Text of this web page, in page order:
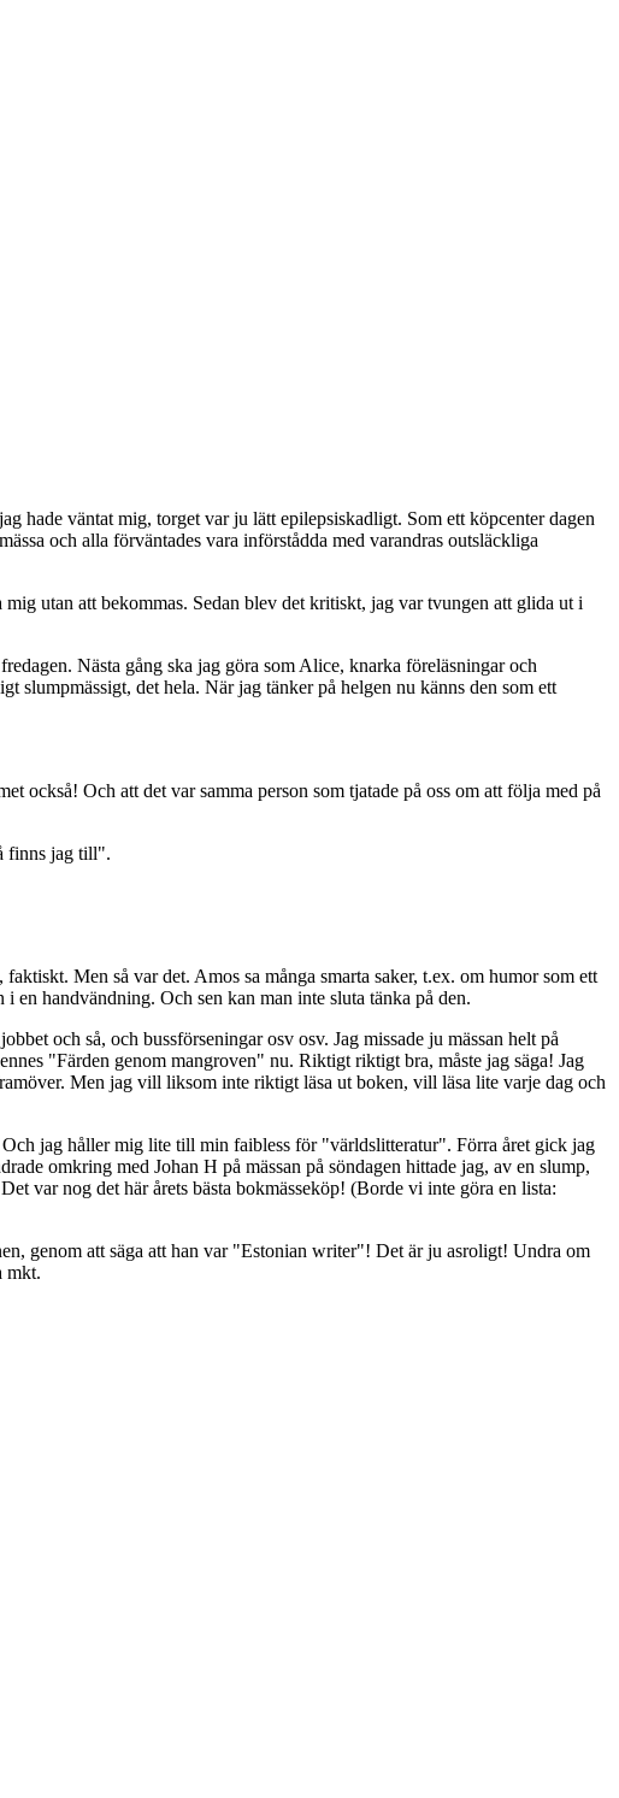
hade väntat mig, torget var ju lätt epilepsiskadligt. Som ett köpcenter dagen
och alla förväntades vara införstådda med varandras outsläckliga
utan att bekommas. Sedan blev det kritiskt, jag var tvungen att glida ut i
Nästa gång ska jag göra som Alice, knarka föreläsningar och
slumpmässigt, det hela. När jag tänker på helgen nu känns den som ett
också! Och att det var samma person som tjatade på oss om att följa med på
finns jag till".
Men så var det. Amos sa många smarta saker, t.ex. om humor som ett
handvändning. Och sen kan man inte sluta tänka på den.
och så, och bussförseningar osv osv. Jag missade ju mässan helt på
"Färden genom mangroven" nu. Riktigt riktigt bra, måste jag säga! Jag
Men jag vill liksom inte riktigt läsa ut boken, vill läsa lite varje dag och
Och jag håller mig lite till min faibless för "världslitteratur". Förra året gick jag
omkring med Johan H på mässan på söndagen hittade jag, av en slump,
var nog det här årets bästa bokmässeköp! (Borde vi inte göra en lista:
genom att säga att han var "Estonian writer"! Det är ju asroligt! Undra om
mkt.